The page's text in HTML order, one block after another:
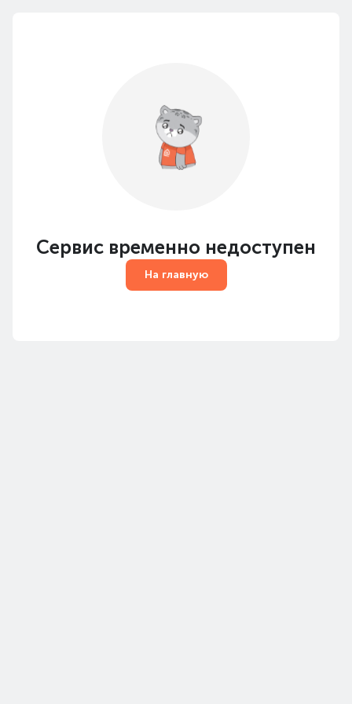
Сервис временно недоступен
На главную